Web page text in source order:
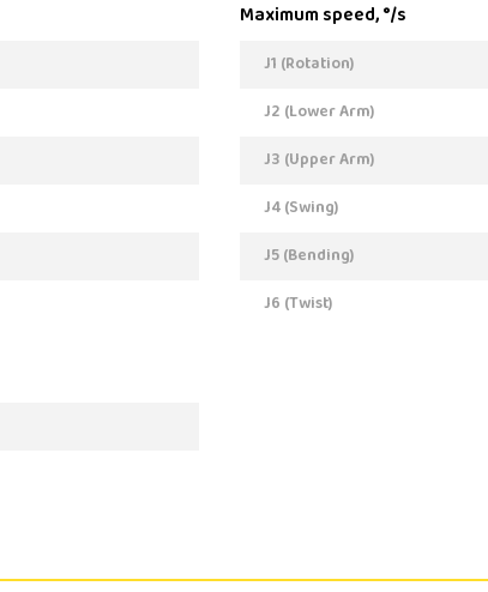
Maximum speed, °/s
J1 (Rotation)
J2 (Lower Arm)
J3 (Upper Arm)
J4 (Swing)
J5 (Bending)
J6 (Twist)